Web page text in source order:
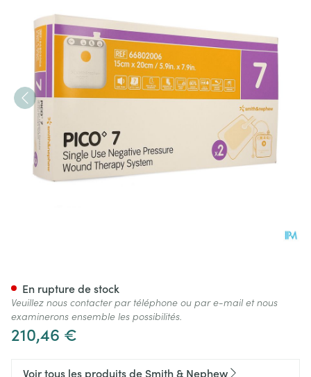
210,46 €
En rupture de stock
Veuillez nous contacter par téléphone ou par e-mail et nous
examinerons ensemble les possibilités.
Voir tous les produits de Smith & Nephew